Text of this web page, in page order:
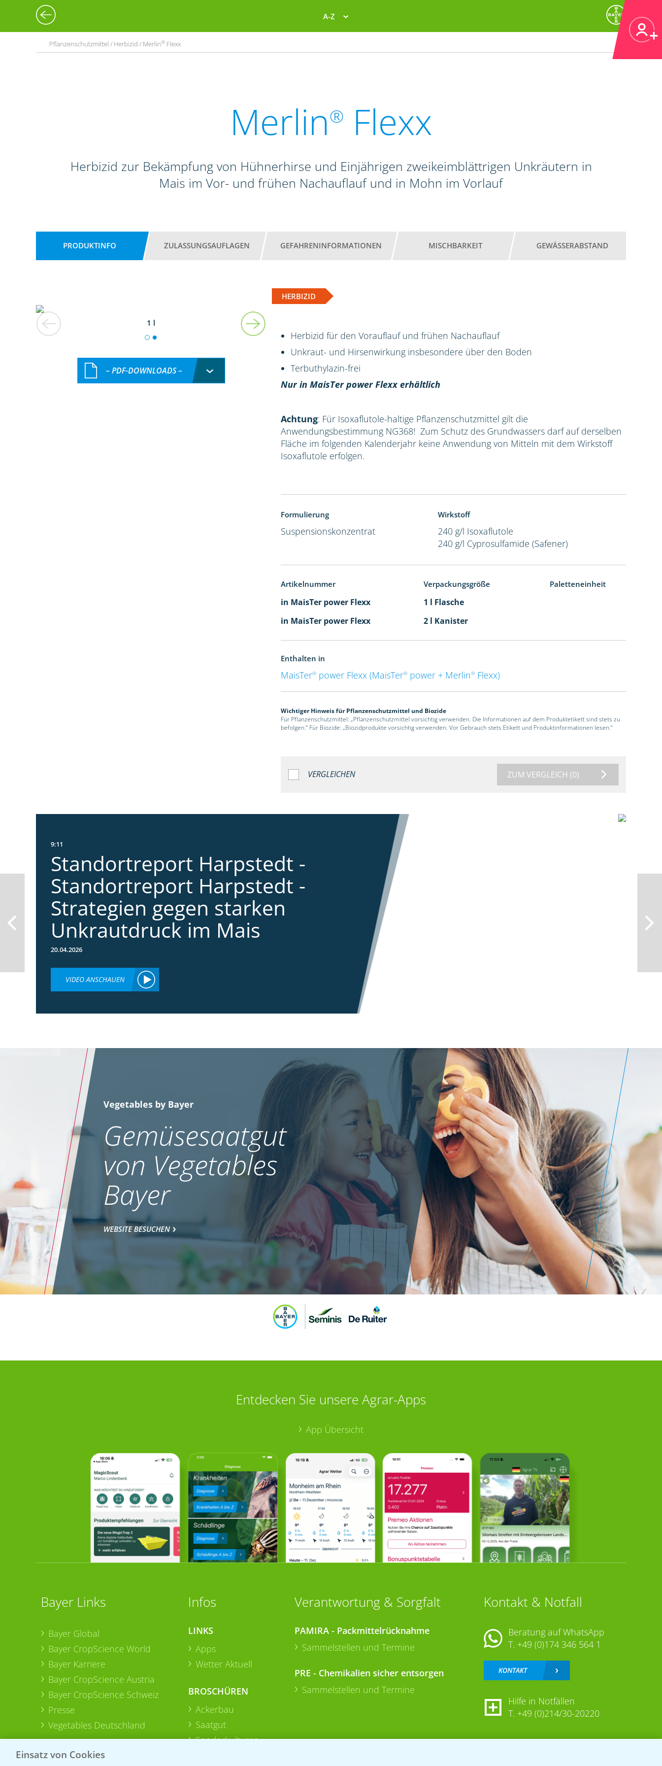
A-Z
Pflanzenschutzmittel / Herbizid / Merlin® Flexx
Merlin® Flexx
Herbizid zur Bekämpfung von Hühnerhirse und Einjährigen zweikeimblättrigen Unkräutern in
Mais im Vor- und frühen Nachauflauf und in Mohn im Vorlauf
PRODUKTINFO ZULASSUNGSAUFLAGEN GEFAHRENINFORMATIONEN MISCHBARKEIT GEWÄSSERABSTAND
HERBIZID
1 l
– PDF-DOWNLOADS –
Herbizid für den Vorauflauf und frühen Nachauflauf
Unkraut- und Hirsenwirkung insbesondere über den Boden
Terbuthylazin-frei
Nur in MaisTer power Flexx erhältlich
Achtung: Für Isoxaflutole-haltige Pflanzenschutzmittel gilt die
Anwendungsbestimmung NG368! Zum Schutz des Grundwassers darf auf derselben
Fläche im folgenden Kalenderjahr keine Anwendung von Mitteln mit dem Wirkstoff
Isoxaflutole erfolgen.
Formulierung
Suspensionskonzentrat
Wirkstoff
240 g/l Isoxaflutole
240 g/l Cyprosulfamide (Safener)
Artikelnummer Verpackungsgröße Paletteneinheit
in MaisTer power Flexx
1 l Flasche
in MaisTer power Flexx
2 l Kanister
Enthalten in
MaisTer® power Flexx (MaisTer® power + Merlin® Flexx)
Wichtiger Hinweis für Pflanzenschutzmittel und Biozide
Für Pflanzenschutzmittel: „Pflanzenschutzmittel vorsichtig verwenden. Die Informationen auf dem Produktetikett sind stets zu
befolgen.“ Für Biozide: „Biozidprodukte vorsichtig verwenden. Vor Gebrauch stets Etikett und Produktinformationen lesen.“
VERGLEICHEN ZUM VERGLEICH (0)
9:11
Standortreport Harpstedt -
Standortreport Harpstedt -
Strategien gegen starken
Unkrautdruck im Mais
20.04.2026
VIDEO ANSCHAUEN
Vegetables by Bayer
Gemüsesaatgut
von Vegetables
Bayer
WEBSITE BESUCHEN
Entdecken Sie unsere Agrar-Apps
App Übersicht
Bayer Links
Bayer Global
Bayer CropScience World
Bayer Karriere
Bayer CropScience Austria
Bayer CropScience Schweiz
Presse
Vegetables Deutschland
Infos
LINKS
Apps
Wetter Aktuell
BROSCHÜREN
Ackerbau
Saatgut
Sonderkulturen
Verantwortung & Sorgfalt
PAMIRA - Packmittelrücknahme
Sammelstellen und Termine
PRE - Chemikalien sicher entsorgen
Sammelstellen und Termine
Kontakt & Notfall
Beratung auf WhatsApp
T. +49 (0)174 346 564 1
KONTAKT
Hilfe in Notfällen
T. +49 (0)214/30-20220
Einsatz von Cookies